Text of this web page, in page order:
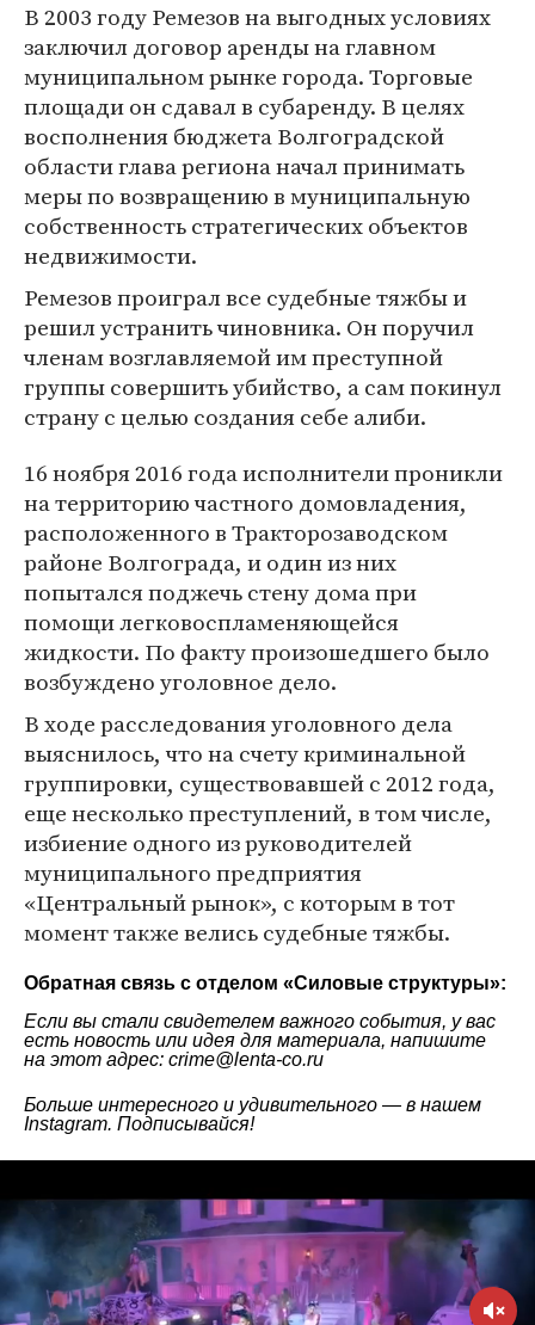
В 2003 году Ремезов на выгодных условиях
заключил договор аренды на главном
муниципальном рынке города. Торговые
площади он сдавал в субаренду. В целях
восполнения бюджета Волгоградской
области глава региона начал принимать
меры по возвращению в муниципальную
собственность стратегических объектов
недвижимости.
Ремезов проиграл все судебные тяжбы и
решил устранить чиновника. Он поручил
членам возглавляемой им преступной
группы совершить убийство, а сам покинул
страну с целью создания себе алиби.
16 ноября 2016 года исполнители проникли
на территорию частного домовладения,
расположенного в Тракторозаводском
районе Волгограда, и один из них
попытался поджечь стену дома при
помощи легковоспламеняющейся
жидкости. По факту произошедшего было
возбуждено уголовное дело.
В ходе расследования уголовного дела
выяснилось, что на счету криминальной
группировки, существовавшей с 2012 года,
еще несколько преступлений, в том числе,
избиение одного из руководителей
муниципального предприятия
«Центральный рынок», с которым в тот
момент также велись судебные тяжбы.
Обратная связь с отделом «Силовые структуры»:
Если вы стали свидетелем важного события, у вас
есть новость или идея для материала, напишите
на этот адрес: crime@lenta-co.ru
Больше интересного и удивительного — в нашем
Instagram. Подписывайся!